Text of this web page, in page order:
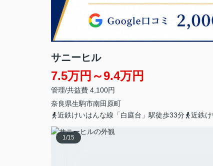
サニーヒル
7.5万円～9.4万円
管理/共益費 4,100円
奈良県生駒市南田原町
近鉄けいはんな線「白庭台」駅徒歩33分
近鉄
1 /15